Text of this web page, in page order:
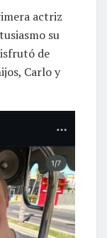
actriz
su
de
Carlo y